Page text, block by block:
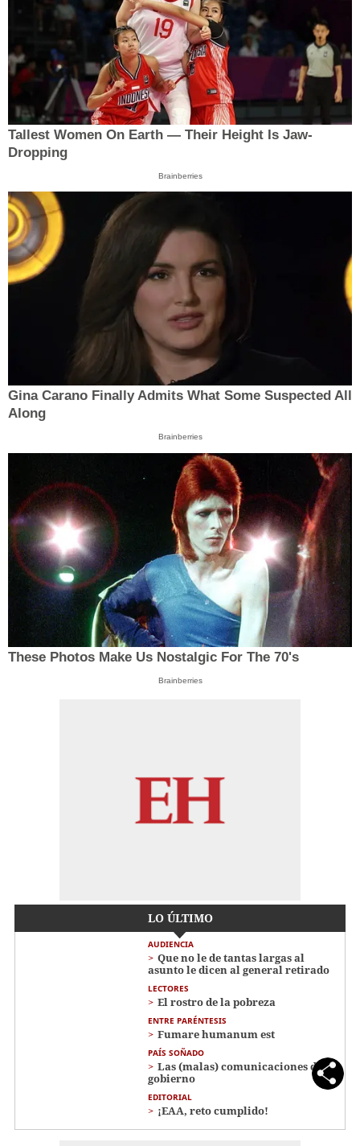
Tallest Women On Earth — Their Height Is Jaw-
Dropping
Brainberries
Gina Carano Finally Admits What Some Suspected All
Along
Brainberries
These Photos Make Us Nostalgic For The 70's
Brainberries
LO ÚLTIMO
AUDIENCIA
Que no le de tantas largas al
asunto le dicen al general retirado
LECTORES
El rostro de la pobreza
ENTRE PARÉNTESIS
Fumare humanum est
PAÍS SOÑADO
Las (malas) comunicaciones del
gobierno
EDITORIAL
¡EAA, reto cumplido!